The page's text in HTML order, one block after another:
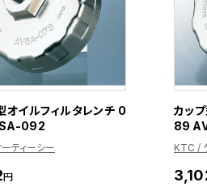
オイルフィルタレンチ 0
092
ティーシー
円
カッ
89
KTC /